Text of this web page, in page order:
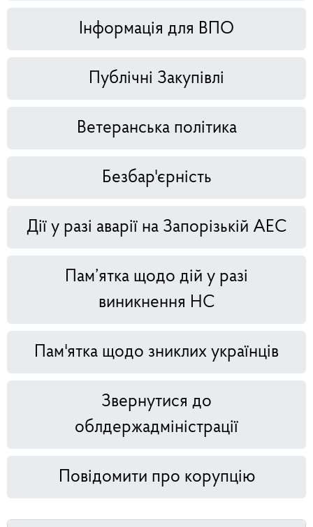
Інформація для ВПО
Публічні Закупівлі
Ветеранська політика
Безбар'єрність
Дії у разі аварії на Запорізькій АЕС
Пам’ятка щодо дій у разі
виникнення НС
Пам'ятка щодо зниклих українців
Звернутися до
облдержадміністрації
Повідомити про корупцію